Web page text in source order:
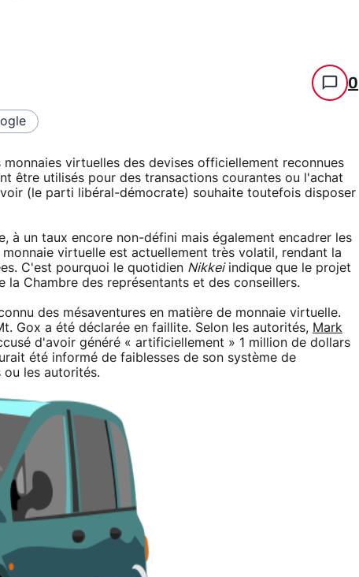
0
virtuelles des devises officiellement reconnues
être utilisés pour des transactions courantes ou l'achat
(le parti libéral-démocrate) souhaite toutefois disposer
à un taux encore non-défini mais également encadrer les
virtuelle est actuellement très volatil, rendant la
C'est pourquoi le quotidien Nikkeiindique que le projet
Chambre des représentants et des conseillers.
des mésaventures en matière de monnaie virtuelle.
Gox a été déclarée en faillite. Selon les autorités, Mark
d'avoir généré « artificiellement » 1 million de dollars
été informé de faiblesses de son système de
les autorités.